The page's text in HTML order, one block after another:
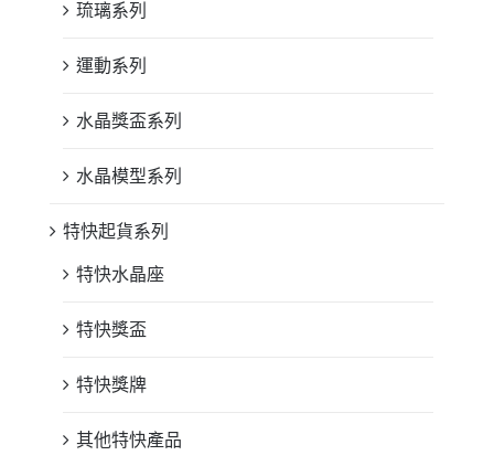
琉璃系列
運動系列
水晶獎盃系列
水晶模型系列
特快起貨系列
特快水晶座
特快獎盃
特快獎牌
其他特快產品